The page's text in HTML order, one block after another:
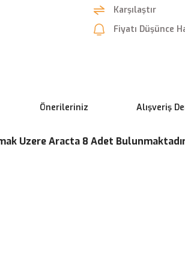
Karşılaştır
Fiyatı Düşünce
Önerileriniz Alışveriş
Uzere Aracta 8 Adet